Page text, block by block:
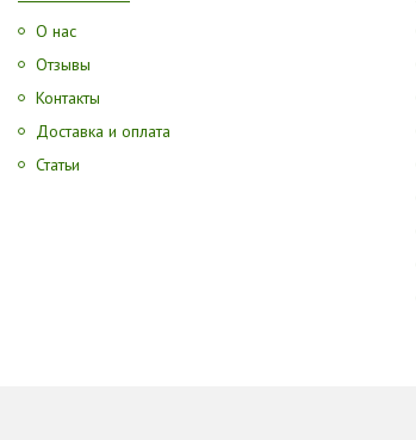
О нас
Отзывы
Контакты
Доставка и оплата
Статьи